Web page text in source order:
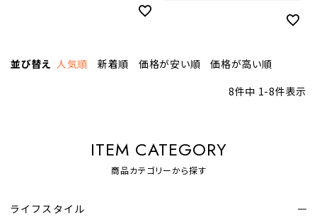
並び替え 人気順 新着順 価格が安い順
価格が高い順
8件中 1-8件表示
ITEM CATEGORY
商品カテゴリーから探す
ライフスタイル